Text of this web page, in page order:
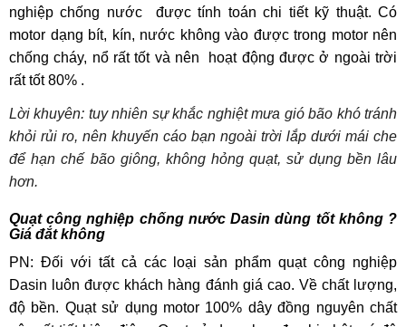
nghiệp chống nước được tính toán chi tiết kỹ thuật. Có
motor dạng bít, kín, nước không vào được trong motor nên
chống cháy, nổ rất tốt và nên hoạt động được ở ngoài trời
rất tốt 80% .
Lời khuyên: tuy nhiên sự khắc nghiệt mưa gió bão khó tránh
khỏi rủi ro, nên khuyến cáo bạn ngoài trời lắp dưới mái che
để hạn chế bão giông, không hỏng quạt, sử dụng bền lâu
hơn.
Quạt công nghiệp chống nước Dasin dùng tốt không ?
Giá đắt không
PN: Đối với tất cả các loại sản phẩm quạt công nghiệp
Dasin luôn được khách hàng đánh giá cao. Về chất lượng,
độ bền. Quạt sử dụng motor 100% dây đồng nguyên chất